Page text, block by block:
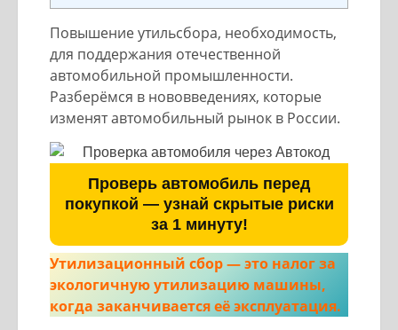
Повышение утильсбора, необходимость,
для поддержания отечественной
автомобильной промышленности.
Разберёмся в нововведениях, которые
изменят автомобильный рынок в России.
Проверь автомобиль перед
покупкой — узнай скрытые риски
за 1 минуту!
Утилизационный сбор — это налог за
экологичную утилизацию машины,
когда заканчивается её эксплуатация.